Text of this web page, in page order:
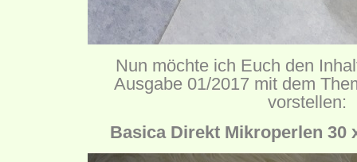
Nun möchte ich Euch den
Ausgabe 01/2017 mit dem
vorstellen:
Basica Direkt Mikroperlen 30